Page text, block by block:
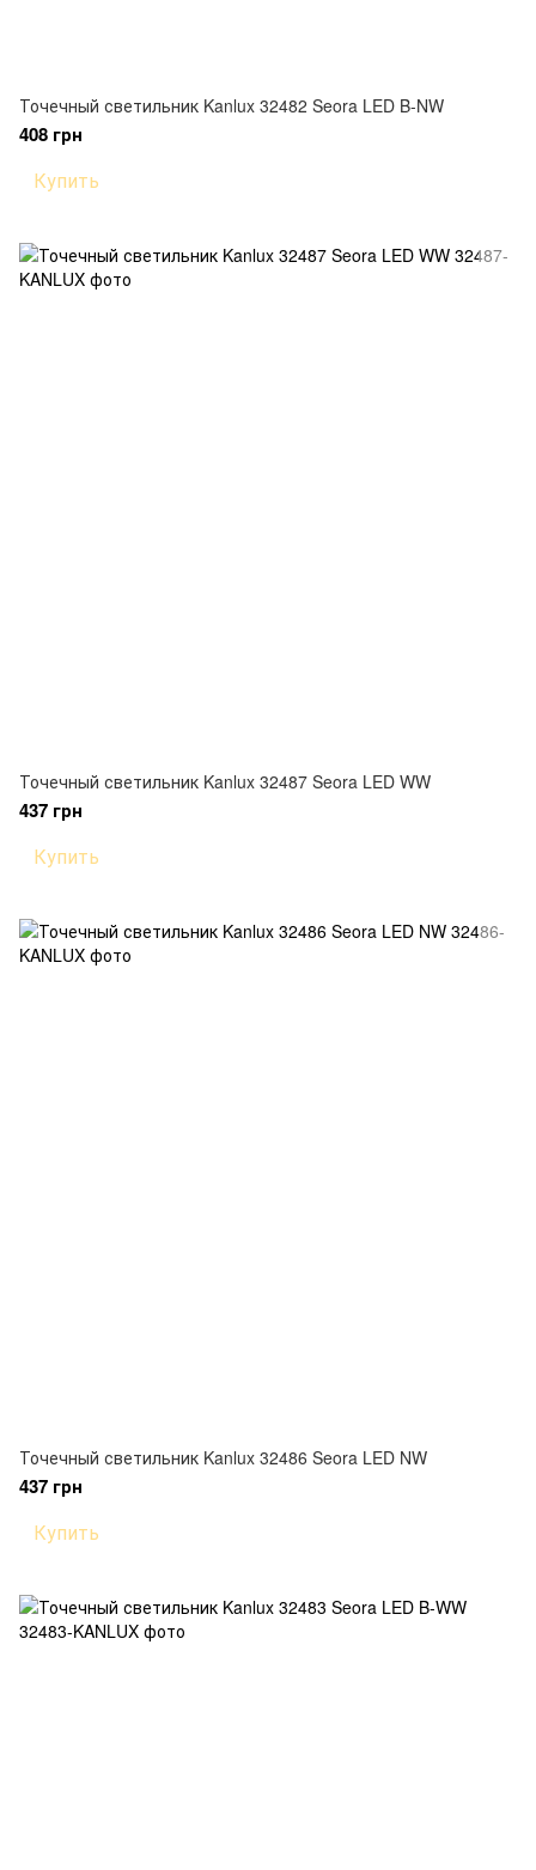
Точечный светильник Kanlux 32482 Seora LED B-NW
408 грн
Купить
Точечный светильник Kanlux 32487 Seora LED WW
437 грн
Купить
Точечный светильник Kanlux 32486 Seora LED NW
437 грн
Купить